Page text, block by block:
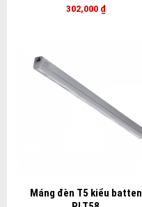
302,000 ₫
Máng đèn T5 kiểu batten